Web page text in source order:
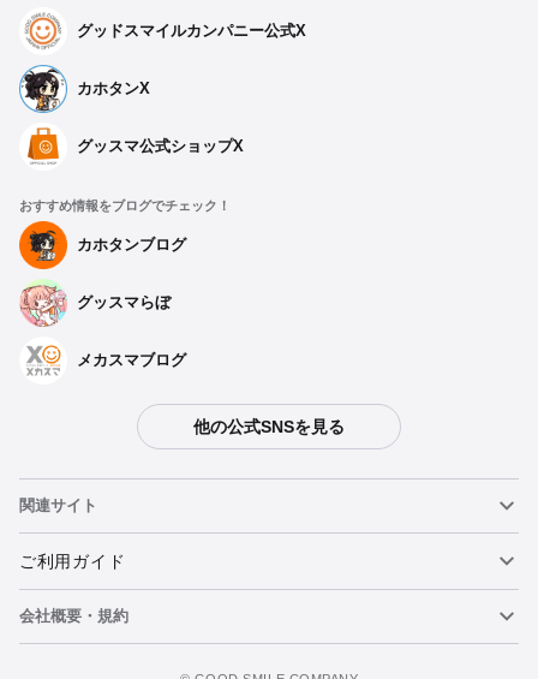
グッドスマイルカンパニー公式X
カホタンX
グッスマ公式ショップX
おすすめ情報をブログでチェック！
カホタンブログ
グッスマらぼ
メカスマブログ
他の公式SNSを見る
関連サイト
ねんどろいど
ねんどろいどフェイスメーカー
ご利用ガイド
重要なお知らせ
会社概要・規約